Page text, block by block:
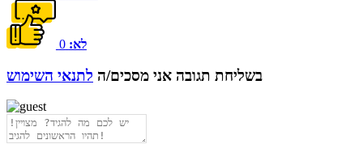
לא: 0
בשליחת תגובה אני מסכים/ה לתנאי השימוש
03 יול 2024
מועצת המנהלים של מטח, המרכז לטכנולוגיה חינוכית
מתברכת בשלושה מינויים חדשים
29 מאי 2024